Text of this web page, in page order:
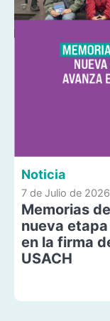
Noticia
7 de Julio de 2026
Memorias
nueva
en la firma
USACH